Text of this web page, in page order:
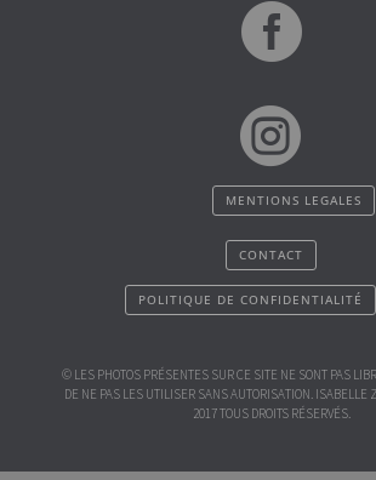


MENTIONS LEGALES
CONTACT
POLITIQUE DE CONFIDENTIALITÉ
© LES PHOTOS PRÉSENTES SUR CE SITE NE SONT PAS
DE NE PAS LES UTILISER SANS AUTORISATION. ISABELLE
2017 TOUS DROITS RÉSERVÉS.